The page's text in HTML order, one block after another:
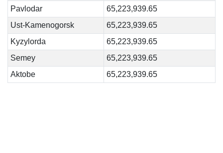
Pavlodar
65,223,939.65
Ust-Kamenogorsk
65,223,939.65
Kyzylorda
65,223,939.65
Semey
65,223,939.65
Aktobe
65,223,939.65